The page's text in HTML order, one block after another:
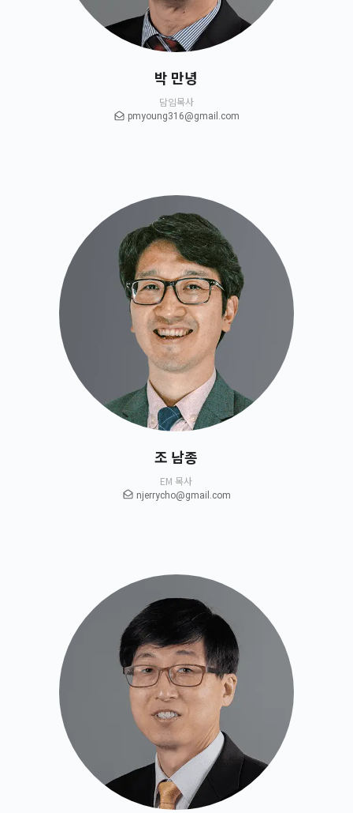
박 만녕
담임목사
pmyoung316@gmail.com
조 남종
EM 목사
njerrycho@gmail.com